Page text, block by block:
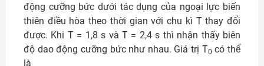
động cưỡng bức dưới tác dụng của ngoại lực biến
thiên điều hòa theo thời gian với chu kì T thay đổi
được. Khi T = 1,8 s và T = 2,4 s thì nhận thấy biên
độ dao động cưỡng bức như nhau. Giá trị T0 có thể
là